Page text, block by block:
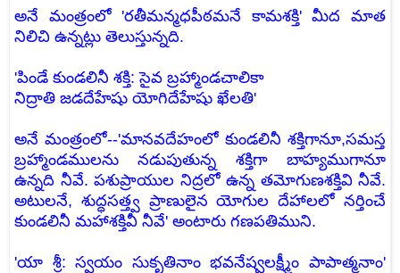
అనే మంత్రంలో 'రతీమన్మధపీఠమనే కామశక్తి' మీద మాత
నిలిచి ఉన్నట్లు తెలుస్తున్నది.
'పిండే కుండలినీ శక్తి: సైవ బ్రహ్మాండచాలికా
నిద్రాతి జడదేహేషు యోగిదేహేషు ఖేలతి'
అనే మంత్రంలో--'మానవదేహంలో కుండలినీ శక్తిగానూ,సమస్త
బ్రహ్మాండములను నడుపుతున్న శక్తిగా బాహ్యముగానూ
ఉన్నది నీవే. పశుప్రాయుల నిద్రలో ఉన్న తమోగుణశక్తివి నీవే.
అటులనే, శుద్ధసత్త్వ ప్రాణులైన యోగుల దేహాలలో నర్తించే
కుండలినీ మహాశక్తివీ నీవే' అంటారు గణపతిముని.
'యా శ్రీ: స్వయం సుకృతినాం భవనేష్వలక్ష్మీం పాపాత్మనాం'